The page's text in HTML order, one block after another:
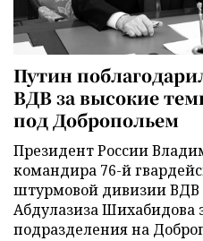
Путин
ВДВ за высокие
под Добропольем
Президент России
командира 76-й
штурмовой дивизии ВДВ
Абдулазиза Шихабидова
подразделения на